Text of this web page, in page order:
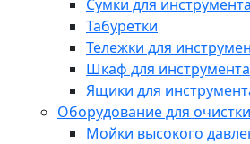
Сумки для инструмента
Табуретки
Тележки для
Шкаф для инструмента
Ящики для
Оборудование для очистки
Мойки высокого